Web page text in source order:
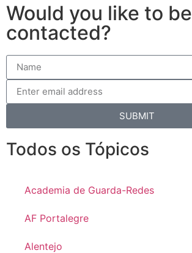
Would you like to be
contacted?
SUBMIT
Todos os Tópicos
Academia de Guarda-Redes
AF Portalegre
Alentejo